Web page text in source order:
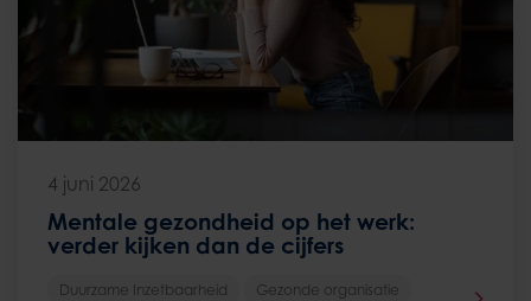
4 juni 2026
Mentale gezondheid op het werk:
verder kijken dan de cijfers
Duurzame Inzetbaarheid Gezonde organisatie